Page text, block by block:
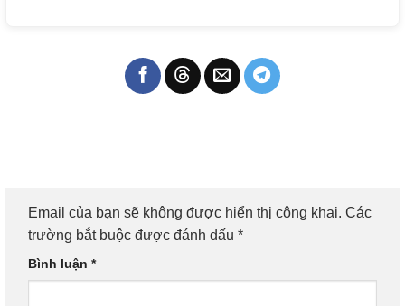
Email của bạn sẽ không được hiển thị công khai. Các
trường bắt buộc được đánh dấu *
Bình luận *